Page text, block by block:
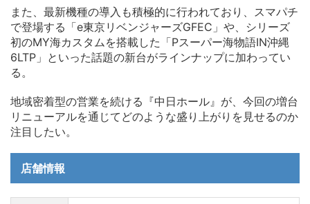
また、最新機種の導入も積極的に行われており、スマパチ
で登場する「e東京リベンジャーズGFEC」や、シリーズ
初のMY海カスタムを搭載した「Pスーパー海物語IN沖縄
6LTP」といった話題の新台がラインナップに加わってい
る。
地域密着型の営業を続ける『中日ホール』が、今回の増台
リニューアルを通じてどのような盛り上がりを見せるのか
注目したい。
店舗情報